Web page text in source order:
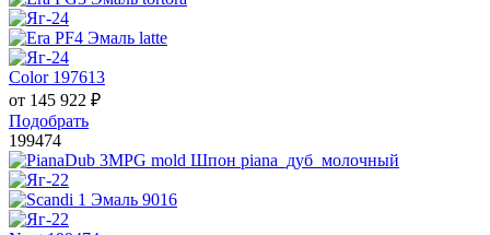
Color 197613
от 145 922 ₽
Подобрать
199474